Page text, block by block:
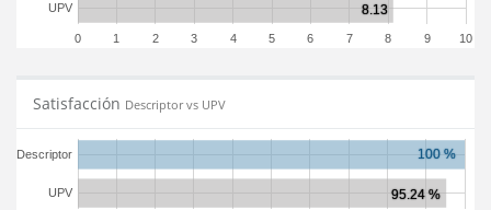
0 1 2 3 4 5 6 7 8 9 10
UPV
Satisfacción Descriptor vs UPV
UPV
Descriptor